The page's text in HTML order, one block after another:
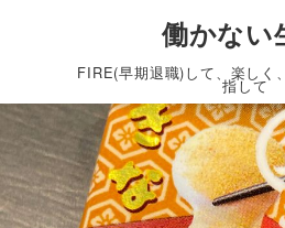
働かない
FIRE(早期退職)して、楽しく
指して